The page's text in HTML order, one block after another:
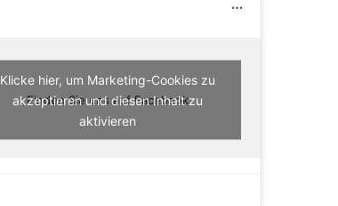
Finden Sie uns auf Facebook
Klicke hier, um Marketing-Cookies zu
akzeptieren und diesen Inhalt zu
aktivieren